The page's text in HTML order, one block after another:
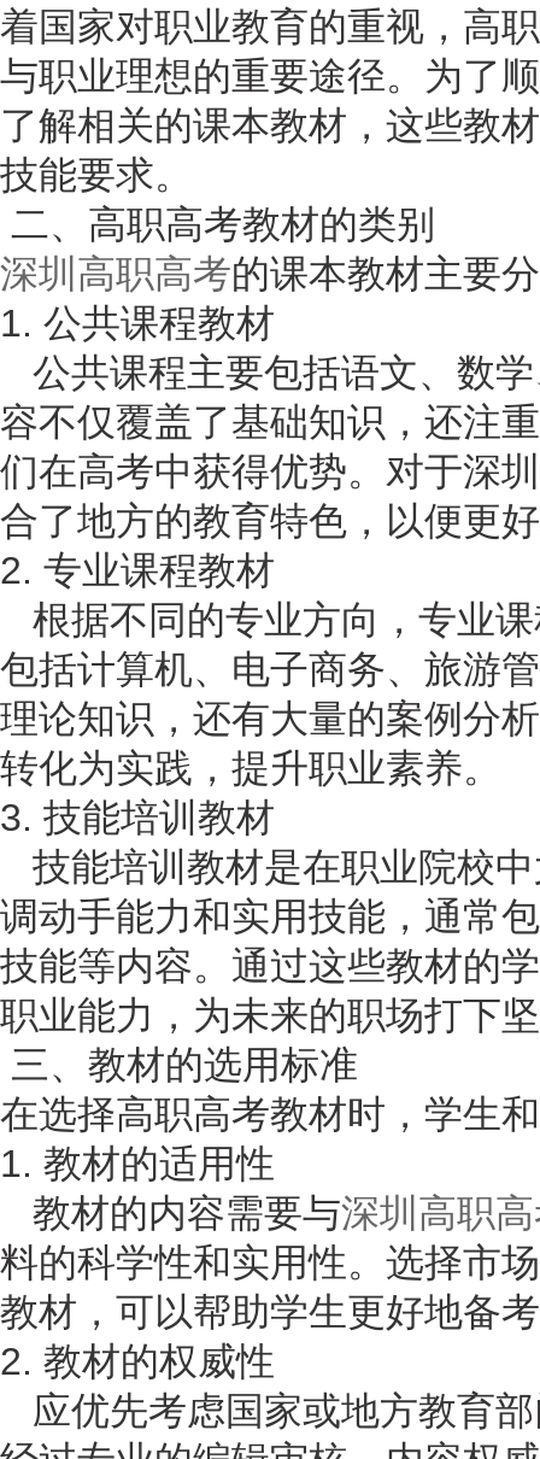
着国家对职业教育的重视，高
与职业理想的重要途径。为了
了解相关的课本教材，这些教
技能要求。
二、高职高考教材的类别
深圳高职高考的课本教材主要
1. 公共课程教材
公共课程主要包括语文、数
容不仅覆盖了基础知识，还注
们在高考中获得优势。对于深
合了地方的教育特色，以便更
2. 专业课程教材
根据不同的专业方向，专业
包括计算机、电子商务、旅游
理论知识，还有大量的案例分
转化为实践，提升职业素养。
3. 技能培训教材
技能培训教材是在职业院校
调动手能力和实用技能，通常
技能等内容。通过这些教材的
职业能力，为未来的职场打下
三、教材的选用标准
在选择高职高考教材时，学生
1. 教材的适用性
教材的内容需要与深圳高职
料的科学性和实用性。选择市
教材，可以帮助学生更好地备
2. 教材的权威性
应优先考虑国家或地方教育